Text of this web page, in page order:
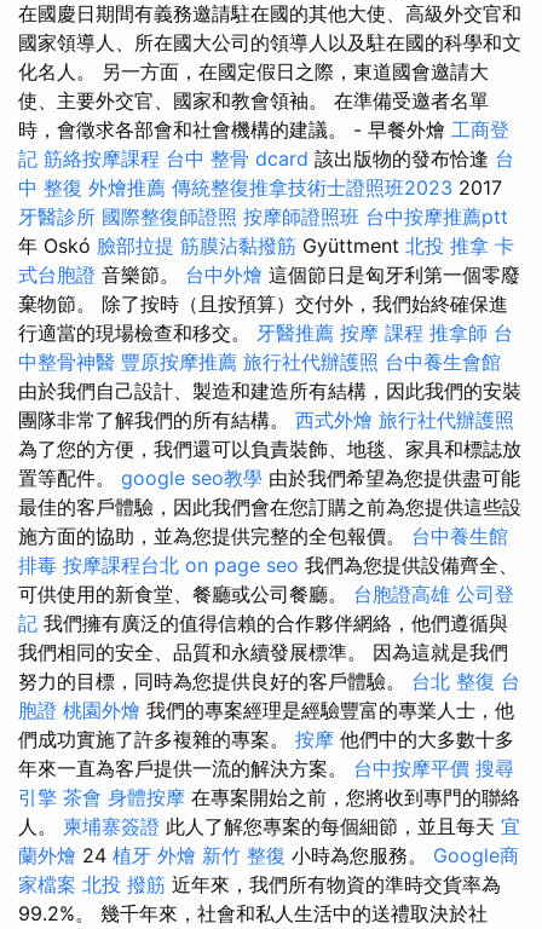
在國慶日期間有義務邀請駐在國的其他大使、高級外交官和
國家領導人、所在國大公司的領導人以及駐在國的科學和文
化名人。 另一方面，在國定假日之際，東道國會邀請大
使、主要外交官、國家和教會領袖。 在準備受邀者名單
時，會徵求各部會和社會機構的建議。 - 早餐外燴 工商登
記 筋絡按摩課程 台中 整骨 dcard 該出版物的發布恰逢 台
中 整復 外燴推薦 傳統整復推拿技術士證照班2023 2017
牙醫診所 國際整復師證照 按摩師證照班 台中按摩推薦ptt
年 Oskó 臉部拉提 筋膜沾黏撥筋 Gyüttment 北投 推拿 卡
式台胞證 音樂節。 台中外燴 這個節日是匈牙利第一個零廢
棄物節。 除了按時（且按預算）交付外，我們始終確保進
行適當的現場檢查和移交。 牙醫推薦 按摩 課程 推拿師 台
中整骨神醫 豐原按摩推薦 旅行社代辦護照 台中養生會館
由於我們自己設計、製造和建造所有結構，因此我們的安裝
團隊非常了解我們的所有結構。 西式外燴 旅行社代辦護照
為了您的方便，我們還可以負責裝飾、地毯、家具和標誌放
置等配件。 google seo教學 由於我們希望為您提供盡可能
最佳的客戶體驗，因此我們會在您訂購之前為您提供這些設
施方面的協助，並為您提供完整的全包報價。 台中養生館
排毒 按摩課程台北 on page seo 我們為您提供設備齊全、
可供使用的新食堂、餐廳或公司餐廳。 台胞證高雄 公司登
記 我們擁有廣泛的值得信賴的合作夥伴網絡，他們遵循與
我們相同的安全、品質和永續發展標準。 因為這就是我們
努力的目標，同時為您提供良好的客戶體驗。 台北 整復 台
胞證 桃園外燴 我們的專案經理是經驗豐富的專業人士，他
們成功實施了許多複雜的專案。 按摩 他們中的大多數十多
年來一直為客戶提供一流的解決方案。 台中按摩平價 搜尋
引擎 茶會 身體按摩 在專案開始之前，您將收到專門的聯絡
人。 柬埔寨簽證 此人了解您專案的每個細節，並且每天 宜
蘭外燴 24 植牙 外燴 新竹 整復 小時為您服務。 Google商
家檔案 北投 撥筋 近年來，我們所有物資的準時交貨率為
99.2%。 幾千年來，社會和私人生活中的送禮取決於社